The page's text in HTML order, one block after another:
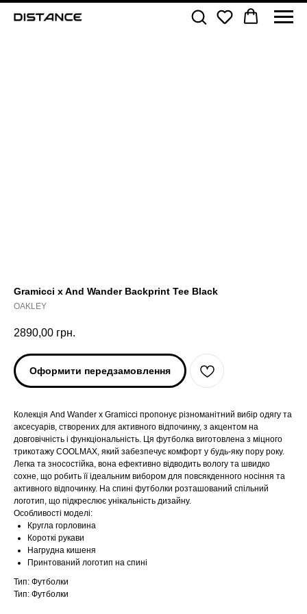
Gramicci x And Wander Backprint Tee Black
OAKLEY
2890,00 грн.
Оформити передзамовлення
Колекція And Wander x Gramicci пропонує різноманітний вибір одягу та
аксесуарів, створених для активного відпочинку, з акцентом на
довговічність і функціональність. Ця футболка виготовлена з міцного
трикотажу COOLMAX, який забезпечує комфорт у будь-яку пору року.
Легка та зносостійка, вона ефективно відводить вологу та швидко
сохне, що робить її ідеальним вибором для повсякденного носіння та
активного відпочинку. На спині футболки розташований спільний
логотип, що підкреслює унікальність дизайну.
Особливості моделі:
Кругла горловина
Короткі рукави
Нагрудна кишеня
Принтований логотип на спині
Тип: Футболки
Тип: Футболки
AND WANDER
AND WANDER
ARC'TERYX
ARC'TERYX